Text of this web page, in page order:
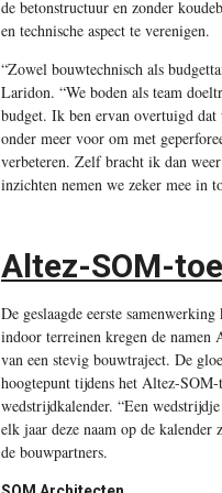
de betonstructuur en zonder
en technische aspect te verenigen.
“Zowel bouwtechnisch als
Laridon. “We boden als team
budget. Ik ben ervan overtuigd
onder meer voor om met
verbeteren. Zelf bracht ik dan
inzichten nemen we zeker mee in
Altez-SOM-
De geslaagde eerste
indoor terreinen kregen de
van een stevig bouwtraject. De
hoogtepunt tijdens het Altez-
wedstrijdkalender. “Een
elk jaar deze naam op de kalender
de bouwpartners.